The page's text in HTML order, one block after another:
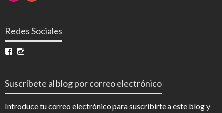
Redes Sociales
Ver
en en
Suscríbete al blog por correo electrónico
Introduce tu correo electrónico para suscribirte a este blog y